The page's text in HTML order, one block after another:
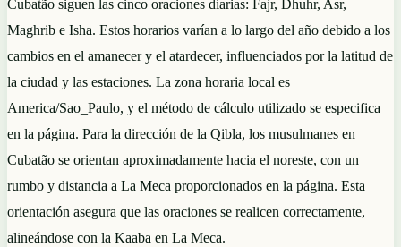
Cubatão siguen las cinco oraciones diarias: Fajr, Dhuhr, Asr,
Maghrib e Isha. Estos horarios varían a lo largo del año debido a los
cambios en el amanecer y el atardecer, influenciados por la latitud de
la ciudad y las estaciones. La zona horaria local es
America/Sao_Paulo, y el método de cálculo utilizado se especifica
en la página. Para la dirección de la Qibla, los musulmanes en
Cubatão se orientan aproximadamente hacia el noreste, con un
rumbo y distancia a La Meca proporcionados en la página. Esta
orientación asegura que las oraciones se realicen correctamente,
alineándose con la Kaaba en La Meca.